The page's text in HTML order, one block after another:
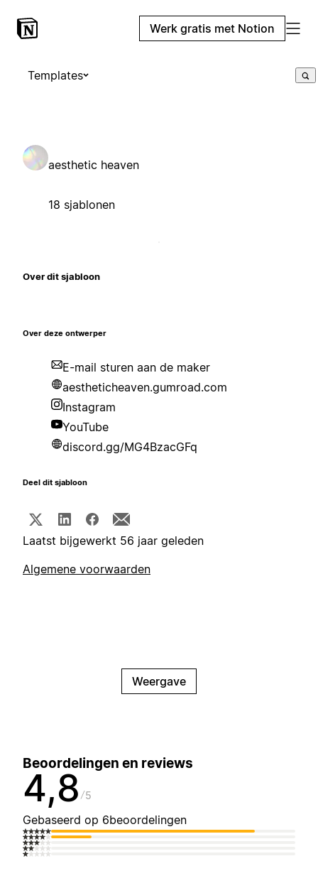
Werk gratis met Notion
Templates
aesthetic heaven
18 sjablonen
Over dit sjabloon
Over deze ontwerper
E-mail sturen aan de maker
aestheticheaven.gumroad.com
Instagram
YouTube
discord.gg/MG4BzacGFq
Deel dit sjabloon
Laatst bijgewerkt 56 jaar geleden
Algemene voorwaarden
Weergave
Beoordelingen en reviews
4,8 5
Gebaseerd op 6beoordelingen